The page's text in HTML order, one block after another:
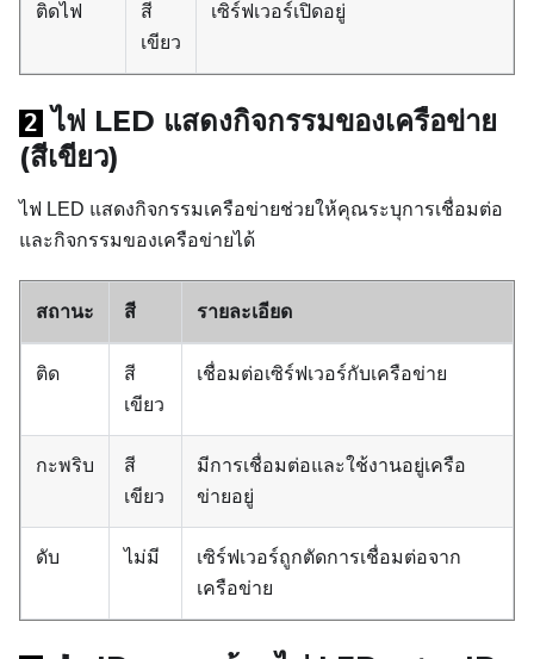
ติดไฟ
สี
เขียว
เซิร์ฟเวอร์เปิดอยู่
2 ไฟ LED แสดงกิจกรรมของเครือข่าย
(สีเขียว)
ไฟ LED แสดงกิจกรรมเครือข่ายช่วยให้คุณระบุการเชื่อมต่อ
และกิจกรรมของเครือข่ายได้
สถานะ สี รายละเอียด
ติด
สี
เขียว
เชื่อมต่อเซิร์ฟเวอร์กับเครือข่าย
กะพริบ
สี
เขียว
มีการเชื่อมต่อและใช้งานอยู่เครือ
ข่ายอยู่
ดับ ไม่มี
เซิร์ฟเวอร์ถูกตัดการเชื่อมต่อจาก
เครือข่าย